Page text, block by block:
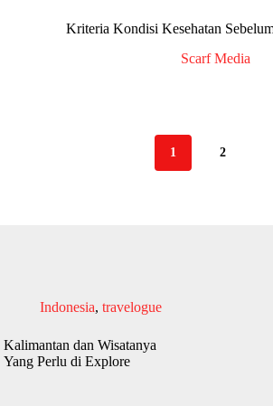
Kriteria Kondisi Kesehatan
Scarf Media
1 2
Indonesia, travelogue
Kalimantan dan Wisatanya
Yang Perlu di Explore